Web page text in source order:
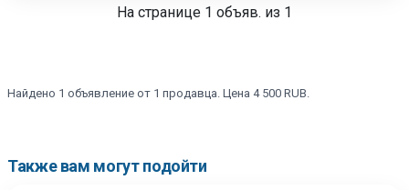
На странице 1 объяв. из 1
Найдено 1 объявление от 1 продавца. Цена 4 500 RUB.
Также вам могут подойти